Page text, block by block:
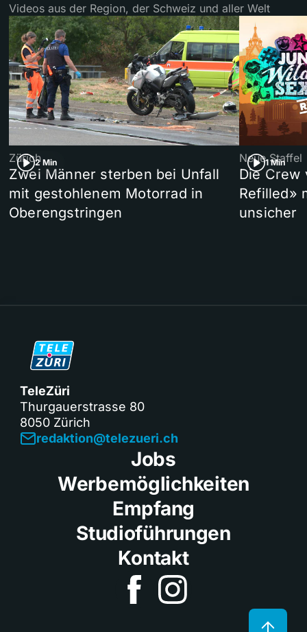
Videos aus der Region, der Schweiz und aller Welt
2 Min
Zürich
Zwei Männer sterben bei Unfall
mit gestohlenem Motorrad in
Oberengstringen
1 Min
Neue Staffel
Die Crew
Refilled»
unsicher
TeleZüri
Thurgauerstrasse 80
8050 Zürich
redaktion@telezueri.ch
Jobs
Werbemöglichkeiten
Empfang
Studioführungen
Kontakt